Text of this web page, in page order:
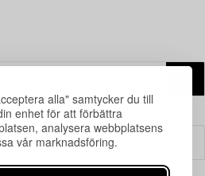
alla" samtycker du till
enhet för att förbättra
analysera webbplatsens
vår marknadsföring.
Filter